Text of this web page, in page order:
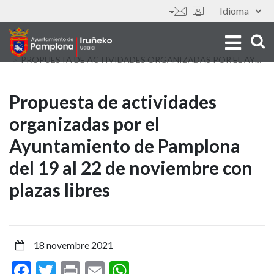
au
contenu
principal
Idioma
Outils
Propuesta
de
actividades
organizadas
por
el
Ayuntamiento
Propuesta de actividades
organizadas por el
Ayuntamiento de Pamplona
del 19 al 22 de noviembre con
plazas libres
18 novembre 2021
Facebook
Twitter
PrintEmail